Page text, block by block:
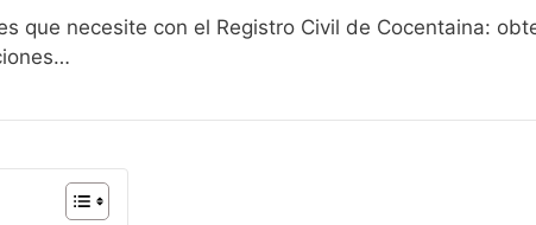
que necesite con el Registro Civil de Cocentaina: